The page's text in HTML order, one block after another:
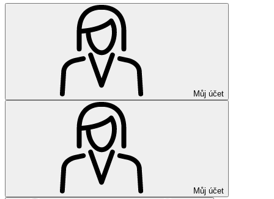
Můj účet
Můj účet